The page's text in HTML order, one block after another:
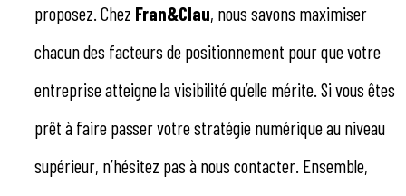
proposez. Chez Fran&Clau, nous savons maximiser
chacun des facteurs de positionnement pour que votre
entreprise atteigne la visibilité qu’elle mérite. Si vous êtes
prêt à faire passer votre stratégie numérique au niveau
supérieur, n’hésitez pas à nous contacter. Ensemble,